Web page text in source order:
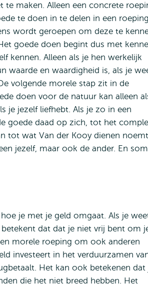
te maken. Alleen een concrete
te doen in te delen in een roeping
wordt geroepen om deze te
goede doen begint dus met
kennen. Alleen als je hen werkelijk
waarde en waardigheid is, als je
volgende morele stap zit in de
doen voor de natuur kan alleen
je jezelf liefhebt. Als je zo in een
goede daad op zich, tot het
tot wat Van der Kooy dienen
jezelf, maar ook de ander. En
je met je geld omgaat. Als je
dat dat je niet vrij bent om
morele roeping om ook anderen
investeert in het verduurzamen
Het kan ook betekenen dat
die het niet breed hebben. Het